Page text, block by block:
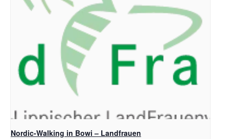
Nordic-Walking in Bowi – Landfrauen